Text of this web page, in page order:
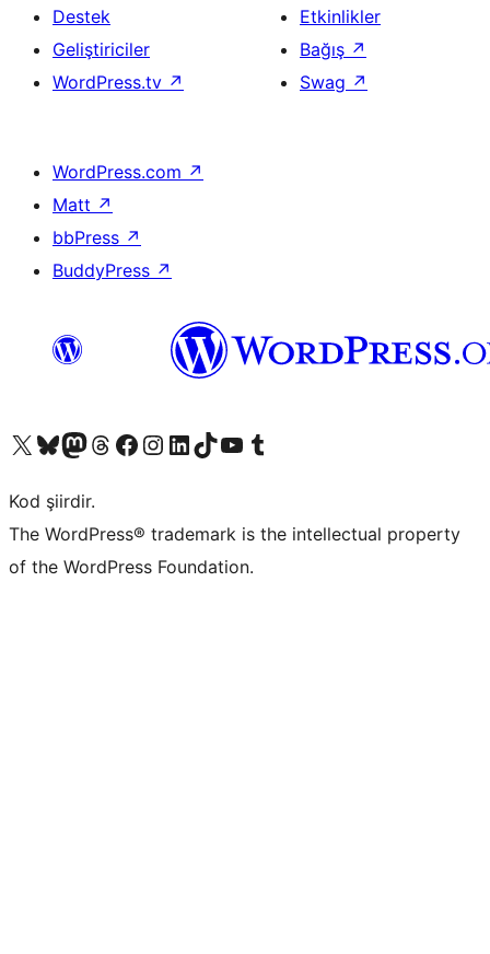
Destek
Geliştiriciler
WordPress.tv ↗
Etkinlikler
Bağış ↗
Swag ↗
WordPress.com ↗
Matt ↗
bbPress ↗
BuddyPress ↗
X (eski Twitter) hesabımıza bakın
Bluesky hesabımızı ziyaret edinMastodon hesabımızı ziyaret edinThreads hesabımızı ziyaret edinFacebook sayfamızı ziyaret edinInstagram hesabımızı ziyaret edinLinkedIn hesabımızı ziyaret edinTikTok hesabımızı ziyaret edinYouTube kanalımızı ziyaret edinTumblr hesabımızı ziyaret edin
Kod şiirdir.
The WordPress® trademark is the intellectual property
of the WordPress Foundation.